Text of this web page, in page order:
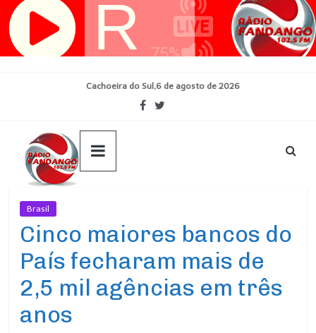
Pular
para
Cachoeira do Sul,6 de agosto de 2026
Brasil
Cinco maiores bancos do
País fecharam mais de
2,5 mil agências em três
anos